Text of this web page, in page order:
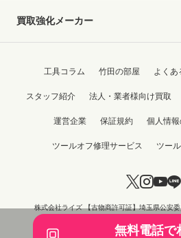
無料電話で
買取強化メーカー
工具コラム 竹田の部屋 よくあ
スタッフ紹介 法人・業者様向け買取
運営企業 保証規約 個人情
ツールオフ修理サービス ツー
株式会社ライズ 【古物商許可証】埼玉県公安